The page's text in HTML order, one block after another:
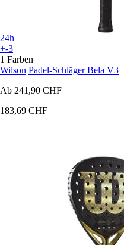
24h
+-3
1 Farben
Wilson Padel-Schläger Bela V3
Ab 241,90 CHF
183,69 CHF